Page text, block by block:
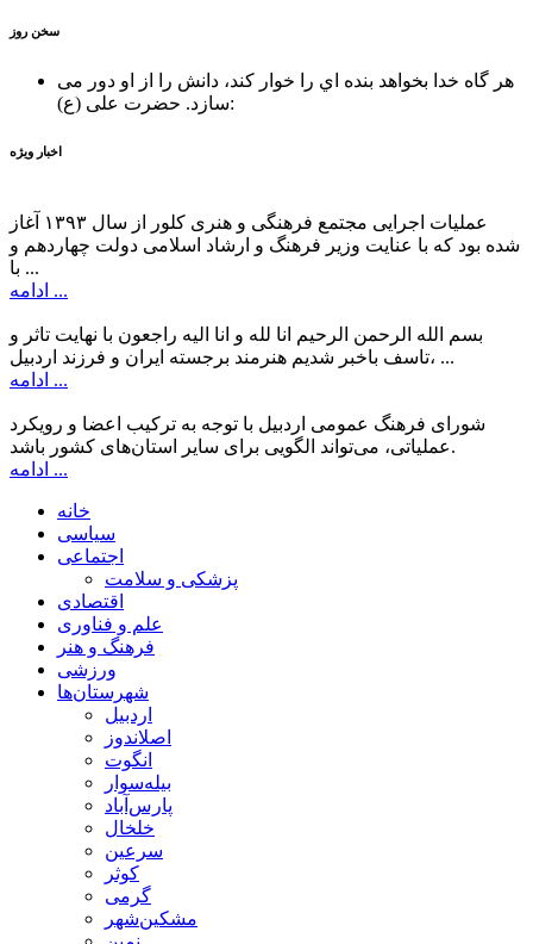
سخن روز
هر گاه خدا بخواهد بنده اي را خوار كند، دانش را از او دور می
سازد.حضرت علی (ع):
اخبار ویژه
عملیات اجرایی مجتمع فرهنگی و هنری کلور از سال ۱۳۹۳ آغاز
شده بود که با عنایت وزیر فرهنگ و ارشاد اسلامی دولت چهاردهم و
با ...
ادامه ...
بسم الله الرحمن الرحیم انا لله و انا الیه راجعون با نهایت تاثر و
تاسف باخبر شدیم هنرمند برجسته ایران و فرزند اردبیل، ...
ادامه ...
شورای فرهنگ عمومی اردبیل با توجه به ترکیب اعضا و رویکرد
عملیاتی، می‌تواند الگویی برای سایر استان‌های کشور باشد.
ادامه ...
خانه
سیاسی
اجتماعی
پزشکی و سلامت
اقتصادی
علم و فناوری
فرهنگ و هنر
ورزشی
شهرستان‌ها
اردبیل
اصلاندوز
انگوت
بیله‌سوار
پارس‌آباد
خلخال
سرعین
کوثر
گرمی
مشکین‌شهر